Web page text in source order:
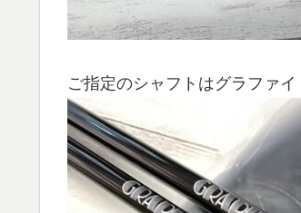
ご指定のシャフトはグラファ